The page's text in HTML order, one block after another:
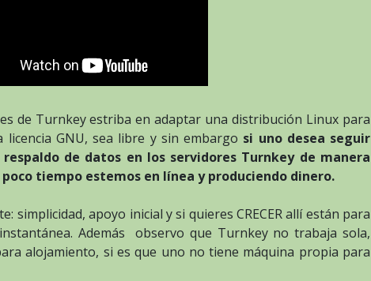
de Turnkey estriba en adaptar una distribución Linux para
GNU, sea libre y sin embargo si uno desea seguir
de datos en los servidores Turnkey de manera
poco tiempo estemos en línea y produciendo dinero.
simplicidad, apoyo inicial y si quieres CRECER allí están para
Además observo que Turnkey no trabaja sola,
alojamiento, si es que uno no tiene máquina propia para